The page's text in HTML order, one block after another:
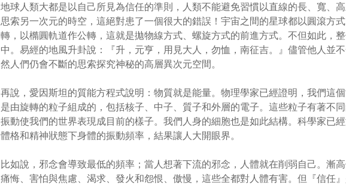
地球人類大都是以自己所見為信任的準則，人類不能避免習慣以直線的長、寬、
思索另一次元的時空，這絕對患了一個很大的錯誤！宇宙之間的星球都以圓滾方
轉，以橢圓軌道作公轉，這就是拋物線方式、螺旋方式的前進方式。不但如此，
中。易經的地風升卦說：『升，元亨，用見大人，勿恤，南征吉。』儘管他人並
然人們仍會不斷的思索探究神秘的高層異次元空間。
再說，愛因斯坦的質能方程式說明：物質就是能量。物理學家已經證明，我們這
是由旋轉的粒子組成的，包括核子、中子、質子和外層的電子。這些粒子有著不
振動使我們的世界表現成目前的樣子。我們人身的細胞也是如此結構。科學家已
體格和精神狀態下身體的振動頻率，結果讓人大開眼界。
比如說，邪念會導致最低的頻率；當人想著下流的邪念，人體就在削弱自己。漸高
痛悔、害怕與焦慮、渴求、發火和怨恨、傲慢，這些全都對人體有害。但『信任